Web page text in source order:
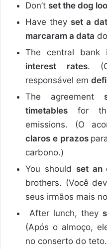
Don’t set the dog
Have they set a
marcaram a data
The central bank
interest rates.
responsável em
The agreement
timetables for
emissions. (O
claros e prazos
carbono.)
You should set an
brothers. (Você
seus irmãos mais
After lunch, they
(Após o almoço,
no conserto do